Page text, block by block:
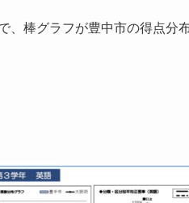
棒グラフが豊中市の得点分布